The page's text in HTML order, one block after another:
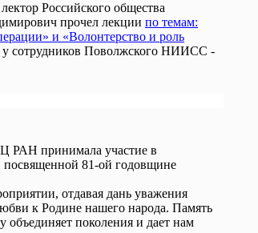
Российского общества
прочел лекции по темам:
и «Волонтерство и роль
сотрудников Поволжского НИИСС -
РАН принимала участие в
посвященной 81-ой годовщине
отдавая дань уважения
к Родине нашего народа. Память
объединяет поколения и дает нам